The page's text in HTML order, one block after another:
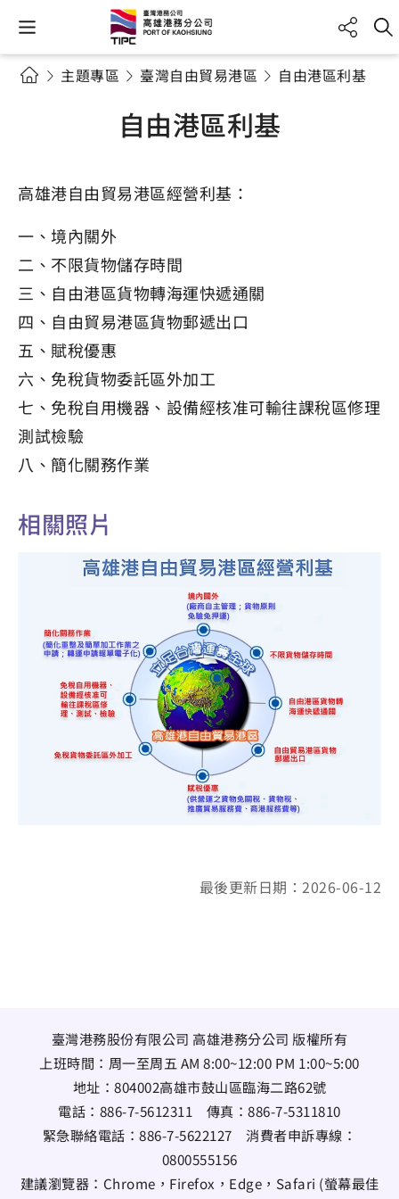
主題專區 臺灣自由貿易港區 自由港區利基
自由港區利基
高雄港自由貿易港區經營利基：
一、境內關外
二、不限貨物儲存時間
三、自由港區貨物轉海運快遞通關
四、自由貿易港區貨物郵遞出口
五、賦稅優惠
六、免稅貨物委託區外加工
七、免稅自用機器、設備經核准可輸往課稅區修理
測試檢驗
八、簡化關務作業
相關照片
最後更新日期：2026-06-12
臺灣港務股份有限公司 高雄港務分公司 版權所有
上班時間：周一至周五 AM 8:00~12:00 PM 1:00~5:00
地址： 804002高雄市鼓山區臨海二路62號
電話： 886-7-5612311 傳真：886-7-5311810
緊急聯絡電話：886-7-5622127消費者申訴專線：
0800555156
建議瀏覽器：Chrome，Firefox，Edge，Safari (螢幕最佳